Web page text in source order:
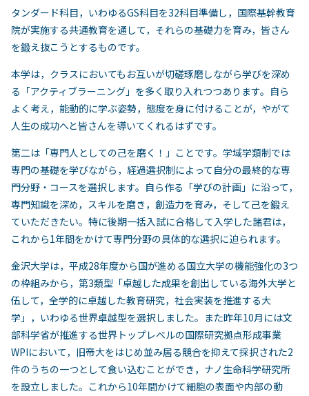
タンダード科目，いわゆるGS科目を32科目準備し，国際基幹教育
院が実施する共通教育を通して，それらの基礎力を育み，皆さん
を鍛え抜こうとするものです。
本学は，クラスにおいてもお互いが切磋琢磨しながら学びを深め
る「アクティブラーニング」を多く取り入れつつあります。自ら
よく考え，能動的に学ぶ姿勢，態度を身に付けることが，やがて
人生の成功へと皆さんを導いてくれるはずです。
第二は「専門人としての己を磨く！」ことです。学域学類制では
専門の基礎を学びながら，経過選択制によって自分の最終的な専
門分野・コースを選択します。自ら作る「学びの計画」に沿って，
専門知識を深め，スキルを磨き，創造力を育み，そして己を鍛え
ていただきたい。特に後期一括入試に合格して入学した諸君は，
これから1年間をかけて専門分野の具体的な選択に迫られます。
金沢大学は，平成28年度から国が進める国立大学の機能強化の3つ
の枠組みから，第3類型「卓越した成果を創出している海外大学と
伍して，全学的に卓越した教育研究，社会実装を推進する大
学」，いわゆる世界卓越型を選択しました。また昨年10月には文
部科学省が推進する世界トップレベルの国際研究拠点形成事業
WPIにおいて，旧帝大をはじめ並み居る競合を抑えて採択された2
件のうちの一つとして食い込むことができ，ナノ生命科学研究所
を設立しました。これから10年間かけて細胞の表面や内部の動